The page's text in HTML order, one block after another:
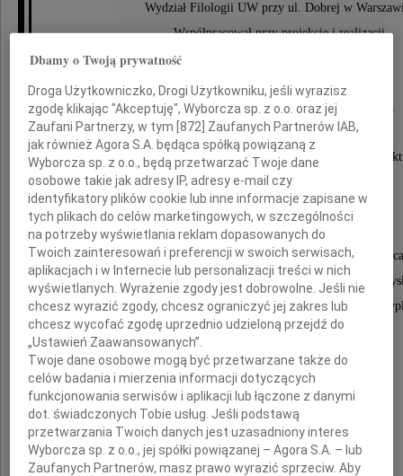
Wydział Filologii UW przy ul. Dobrej w
Współpracował przy projekcie i realizacji
Muzeum Historii Żydów w Warszawie.
Laureat wielu konkursów architektonicznych,
odznaczony Honorową Nagrodą SARP.
Stworzył i prowadził Autorską Pracownię
- "Kuryłowicz & Associates".
Pracował na Wydziale Architektury
Politechniki Warszawskiej 35 lat - ostatnio jako
Pracowni Architektury Wielkoprzestrzennej i
Wychował wielu studentów, był promotorem wielu
Członek SARP od 1973 roku.
Cześć Jego pamięci
Jakub Wacławek
Dbamy o Twoją prywatność
Droga Użytkowniczko, Drogi Użytkowniku, jeśli wyrazisz
zgodę klikając "Akceptuję", Wyborcza sp. z o.o. oraz jej
Zaufani Partnerzy, w tym [872] Zaufanych Partnerów IAB,
jak również Agora S.A. będąca spółką powiązaną z
Wyborcza sp. z o.o., będą przetwarzać Twoje dane
osobowe takie jak adresy IP, adresy e-mail czy
identyfikatory plików cookie lub inne informacje zapisane w
tych plikach do celów marketingowych, w szczególności
na potrzeby wyświetlania reklam dopasowanych do
Twoich zainteresowań i preferencji w swoich serwisach,
aplikacjach i w Internecie lub personalizacji treści w nich
wyświetlanych. Wyrażenie zgody jest dobrowolne. Jeśli nie
chcesz wyrazić zgody, chcesz ograniczyć jej zakres lub
chcesz wycofać zgodę uprzednio udzieloną przejdź do
„Ustawień Zaawansowanych”.
Twoje dane osobowe mogą być przetwarzane także do
celów badania i mierzenia informacji dotyczących
funkcjonowania serwisów i aplikacji lub łączone z danymi
dot. świadczonych Tobie usług. Jeśli podstawą
przetwarzania Twoich danych jest uzasadniony interes
Wyborcza sp. z o.o., jej spółki powiązanej – Agora S.A. – lub
Zaufanych Partnerów, masz prawo wyrazić sprzeciw. Aby